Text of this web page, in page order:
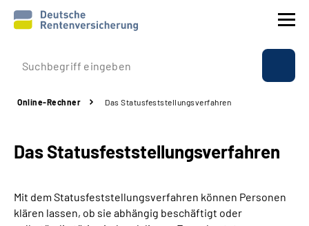
Prävention
Rente
Beratung & Kontakt
Online-Rechner Das Statusfeststellungs­verfahren
Das Statusfeststellungs­verfahren
Mit dem Statusfeststellungsverfahren können Personen
klären lassen, ob sie abhängig beschäftigt oder